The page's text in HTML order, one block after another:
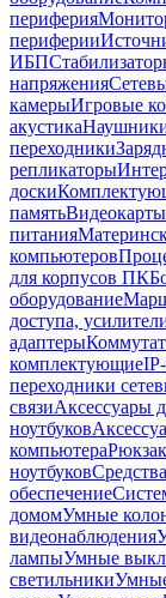
периферия
периферии
ИБП
напряжения
камерыИгровые
акустика
переходники
репликаторы
доски
памятьВидеокарты
питания
компьютеров
для корпусов ПК
оборудование
доступа,
адаптеры
комплектующие
переходники
связиАксессуары
ноутбуков
компьютера
ноутбуков
обеспечение
домомУмные
видеонаблюдения
лампыУмные
светильники